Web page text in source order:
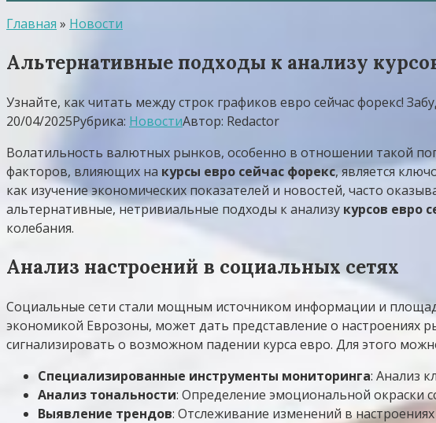
Главная » Новости
Альтернативные подходы к анализу
Узнайте, как читать между строк графиков евро сейчас форекс!
20/04/2025Рубрика: НовостиАвтор: Redactor
Волатильность валютных рынков, особенно в отношении такой
факторов, влияющих на курсы евро сейчас форекс, является
как изучение экономических показателей и новостей, часто
альтернативные, нетривиальные подходы к анализу курсов евро
колебания.
Анализ настроений в социальных сетях
Социальные сети стали мощным источником информации и
экономикой Еврозоны, может дать представление о настроениях
сигнализировать о возможном падении курса евро. Для этого
Специализированные инструменты мониторинга: Анализ
Анализ тональности: Определение эмоциональной окраски
Выявление трендов: Отслеживание изменений в